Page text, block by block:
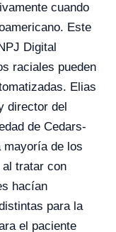
cuando
Este
Digital
raciales pueden
Elias
director del
de Cedars-
mayoría de los
al tratar con
hacían
para la
el paciente